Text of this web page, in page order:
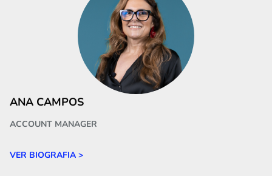
ANA CAMPOS
ACCOUNT MANAGER
VER BIOGRAFIA >